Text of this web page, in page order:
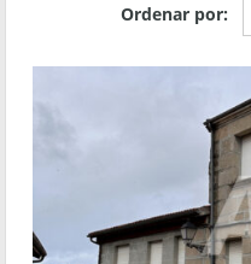
Ordenar por: